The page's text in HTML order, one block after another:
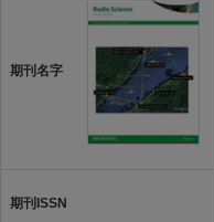
期刊名字
期刊ISSN